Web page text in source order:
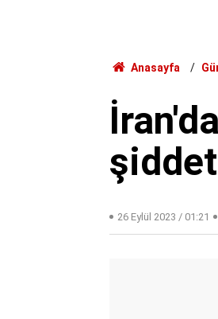
Anasayfa
26 Eylül 2023 / 01:21